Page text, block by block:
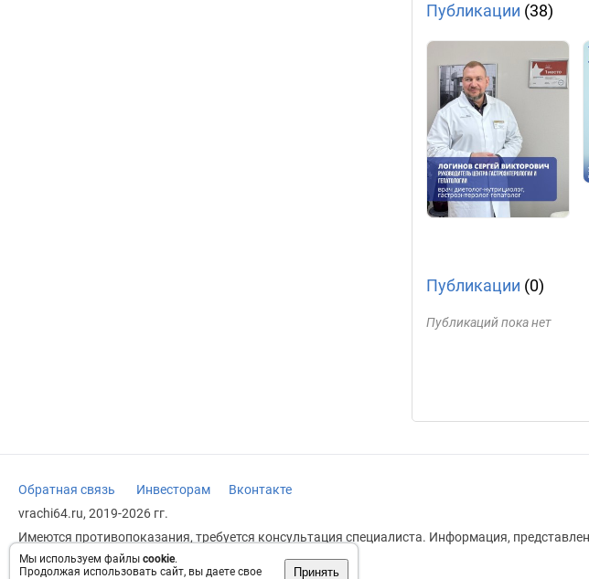
Мы используем файлы cookie.
Продолжая использовать сайт, вы даете свое
Принять
Публикации (38)
Публикации (0)
Публикаций пока нет
Обратная связь Инвесторам
Вконтакте
vrachi64.ru, 2019-2026 гг.
Имеются противопоказания, требуется консультация специалиста. Информация,
заменяет прием врача.
Возрастное ограничение: 18+